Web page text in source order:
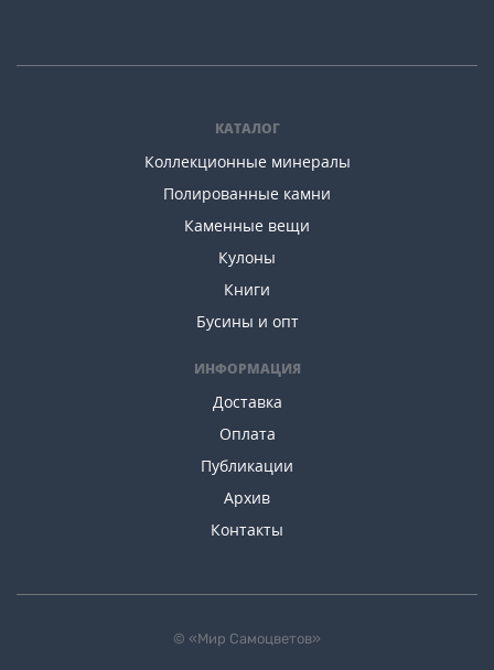
КАТАЛОГ
Коллекционные минералы
Полированные камни
Каменные вещи
Кулоны
Книги
Бусины и опт
ИНФОРМАЦИЯ
Доставка
Оплата
Публикации
Архив
Контакты
© «Мир Самоцветов»